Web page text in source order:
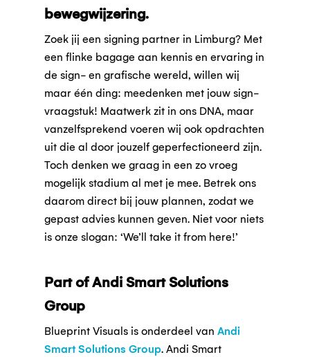
bewegwijzering.
Zoek jij een signing partner in Limburg? Met
een flinke bagage aan kennis en ervaring in
de sign- en grafische wereld, willen wij
maar één ding: meedenken met jouw sign-
vraagstuk! Maatwerk zit in ons DNA, maar
vanzelfsprekend voeren wij ook opdrachten
uit die al door jouzelf geperfectioneerd zijn.
Toch denken we graag in een zo vroeg
mogelijk stadium al met je mee. Betrek ons
daarom direct bij jouw plannen, zodat we
gepast advies kunnen geven. Niet voor niets
is onze slogan: ‘We’ll take it from here!’
Part of Andi Smart Solutions
Group
Blueprint Visuals is onderdeel vanAndi
Smart Solutions Group. Andi Smart